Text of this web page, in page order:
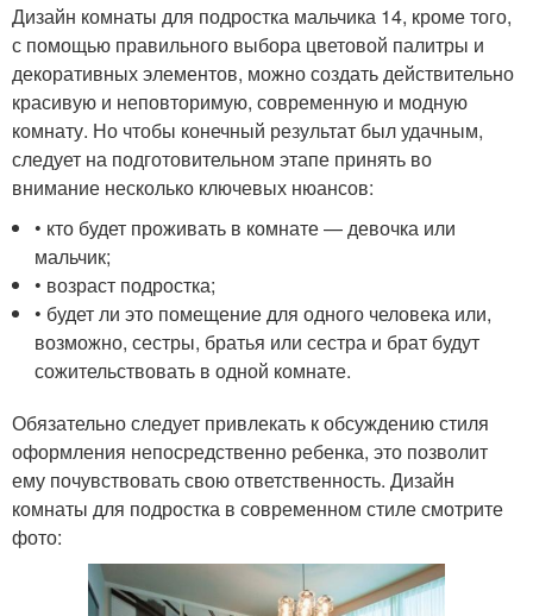
Дизайн комнаты для подростка мальчика 14, кроме того,
с помощью правильного выбора цветовой палитры и
декоративных элементов, можно создать действительно
красивую и неповторимую, современную и модную
комнату. Но чтобы конечный результат был удачным,
следует на подготовительном этапе принять во
внимание несколько ключевых нюансов:
• кто будет проживать в комнате — девочка или
мальчик;
• возраст подростка;
• будет ли это помещение для одного человека или,
возможно, сестры, братья или сестра и брат будут
сожительствовать в одной комнате.
Обязательно следует привлекать к обсуждению стиля
оформления непосредственно ребенка, это позволит
ему почувствовать свою ответственность. Дизайн
комнаты для подростка в современном стиле смотрите
фото: